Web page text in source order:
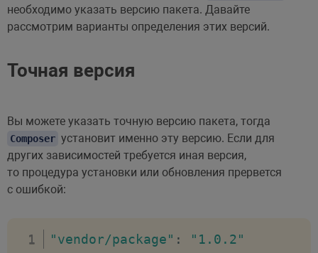
необходимо указать версию пакета. Давайте
рассмотрим варианты определения этих версий.
Точная версия
Вы можете указать точную версию пакета, тогда
Composer установит именно эту версию. Если для
других зависимостей требуется иная версия,
то процедура установки или обновления прервется
с ошибкой:
"vendor/package" : "1.0.2"